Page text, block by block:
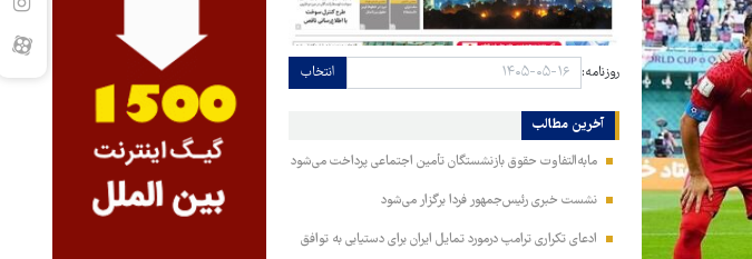
روزنامه: انتخاب
آخرین مطالب
مابه‌التفاوت حقوق بازنشستگان تأمین اجتماعی پرداخت می‌شود
نشست خبری رئیس‌جمهور فردا برگزار می‌شود
ادعای تکراری ترامپ درمورد تمایل ایران برای دستیابی به توافق